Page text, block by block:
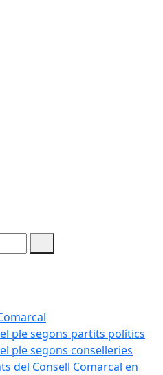
ple segons partits polítics
ple segons conselleries
del Consell Comarcal en